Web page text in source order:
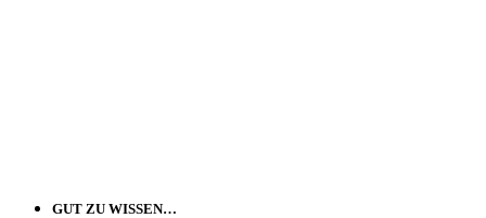
GUT ZU WISSEN…